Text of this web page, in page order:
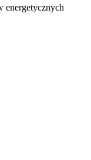
energetycznych